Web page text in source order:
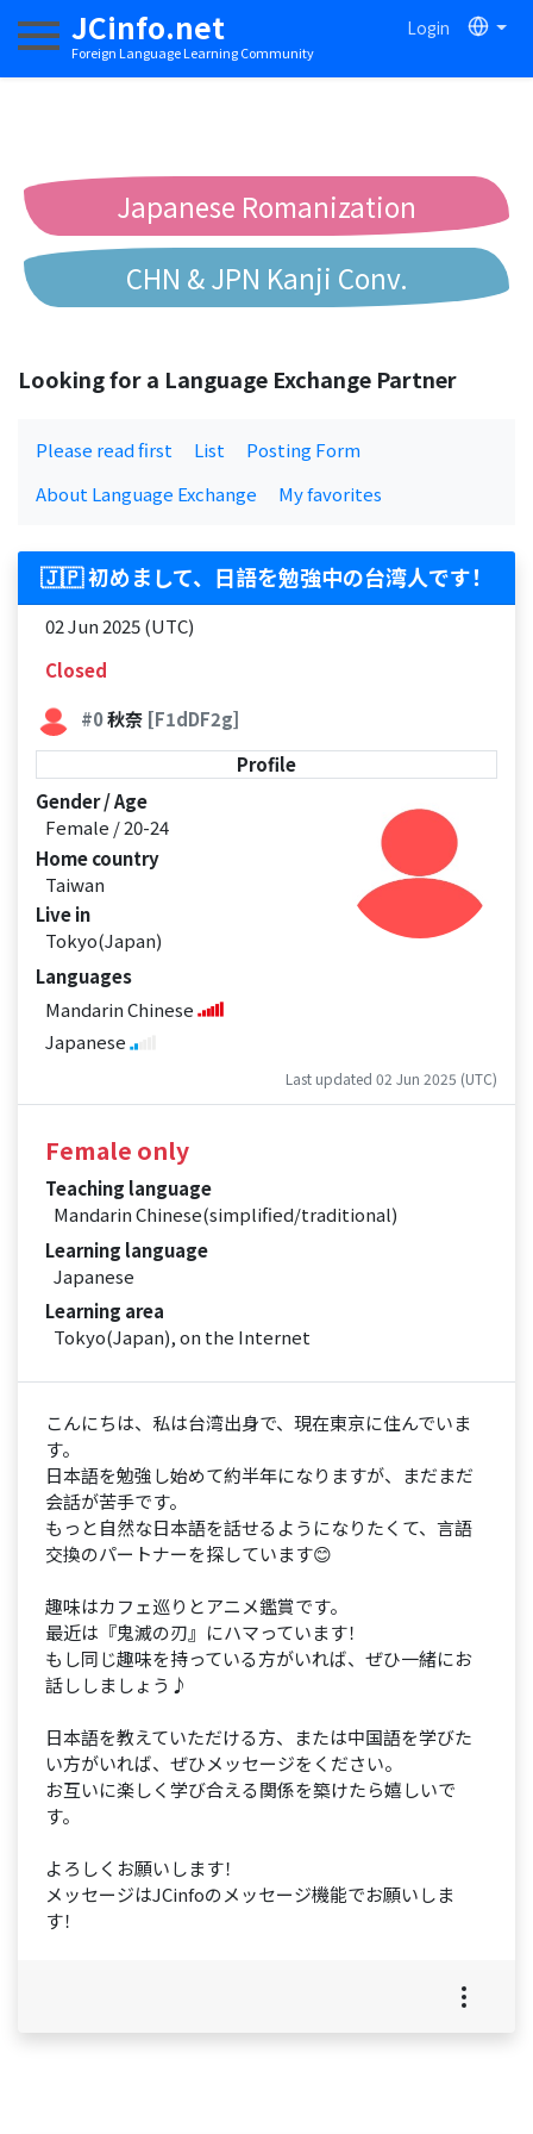
JCinfo.net
Foreign Language Learning Community
Login
Toggle navigation
Japanese Romanization
CHN & JPN Kanji Conv.
Looking for a Language Exchange Partner
Please read first List
Posting Form
About Language Exchange
My favorites
🇯🇵 初めまして、日語を勉強中の台湾人です！
02 Jun 2025 (UTC)
Closed
#0秋奈 [F1dDF2g]
Profile
Gender / Age
Female / 20-24
Home country
Taiwan
Live in
Tokyo(Japan)
Languages
Mandarin Chinese
Japanese
Last updated 02 Jun 2025 (UTC)
Female only
Teaching language
Mandarin Chinese(simplified/traditional)
Learning language
Japanese
Learning area
Tokyo(Japan), on the Internet
こんにちは、私は台湾出身で、現在東京に住んでいま
す。
日本語を勉強し始めて約半年になりますが、まだまだ
会話が苦手です。
もっと自然な日本語を話せるようになりたくて、言語
交換のパートナーを探しています😊
趣味はカフェ巡りとアニメ鑑賞です。
最近は『鬼滅の刃』にハマっています！
もし同じ趣味を持っている方がいれば、ぜひ一緒にお
話ししましょう♪
日本語を教えていただける方、または中国語を学びた
い方がいれば、ぜひメッセージをください。
お互いに楽しく学び合える関係を築けたら嬉しいで
す。
よろしくお願いします！
メッセージはJCinfoのメッセージ機能でお願いしま
す！